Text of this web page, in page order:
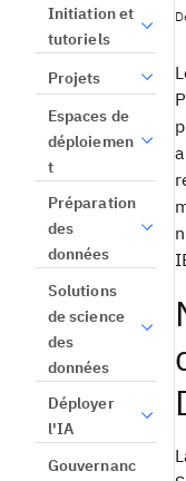
Initiation et
tutoriels
Projets
Espaces de
déploiemen
t
Préparation
des
données
Solutions
de science
des
données
Déployer
l'IA
Gouvernanc